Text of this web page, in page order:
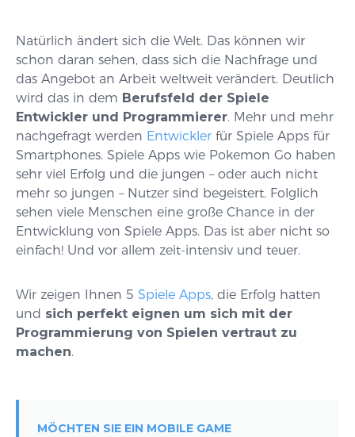
Natürlich ändert sich die Welt. Das können wir
schon daran sehen, dass sich die Nachfrage und
das Angebot an Arbeit weltweit verändert. Deutlich
wird das in dem Berufsfeld der Spiele
Entwickler und Programmierer. Mehr und mehr
nachgefragt werden Entwickler für Spiele Apps für
Smartphones. Spiele Apps wie Pokemon Go haben
sehr viel Erfolg und die jungen – oder auch nicht
mehr so jungen – Nutzer sind begeistert. Folglich
sehen viele Menschen eine große Chance in der
Entwicklung von Spiele Apps. Das ist aber nicht so
einfach! Und vor allem zeit-intensiv und teuer.
Wir zeigen Ihnen 5 Spiele Apps, die Erfolg hatten
und sich perfekt eignen um sich mit der
Programmierung von Spielen vertraut zu
machen.
MÖCHTEN SIE EIN MOBILE GAME